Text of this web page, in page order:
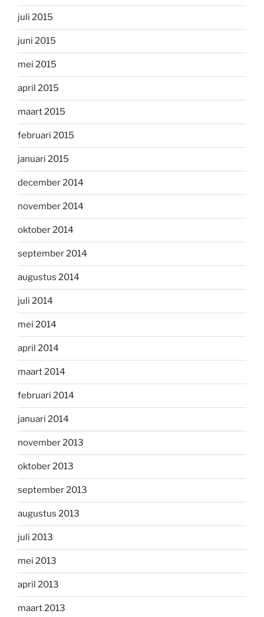
juli 2015
juni 2015
mei 2015
april 2015
maart 2015
februari 2015
januari 2015
december 2014
november 2014
oktober 2014
september 2014
augustus 2014
juli 2014
mei 2014
april 2014
maart 2014
februari 2014
januari 2014
november 2013
oktober 2013
september 2013
augustus 2013
juli 2013
mei 2013
april 2013
maart 2013